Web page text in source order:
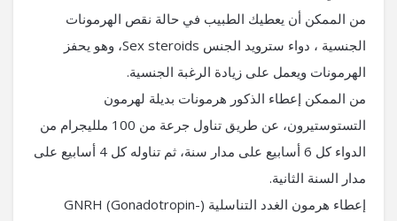
من الممكن أن يعطيك الطبيب في حالة نقص الهرمونات
الجنسية ، دواء سترويد الجنس Sex steroids، وهو يحفز
الهرمونات ويعمل على زيادة الرغبة الجنسية.
من الممكن إعطاء الذكور هرمونات بديلة لهرمون
التستوستيرون، عن طريق تناول جرعة من 100 ملليجرام من
الدواء كل 6 أسابيع على مدار سنة، ثم تناوله كل 4 أسابيع على
مدار السنة الثانية.
إعطاء هرمون الغدد التناسلية (GNRH (Gonadotropin-